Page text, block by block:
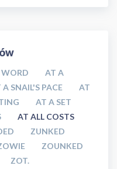
AT A
A SNAIL'S PACE
AT
AT A SET
AT ALL COSTS
ZUNKED
ZOUNKED
ZOT.